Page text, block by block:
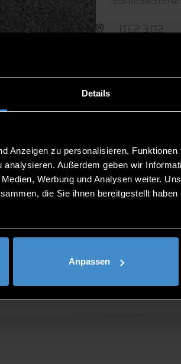
Details
Anzeigen zu personalisieren,
Außerdem geben wir
Werbung und Analysen weiter.
die Sie ihnen bereitgestellt
Anpassen
ITC2 3.02
und Transfer: buero-